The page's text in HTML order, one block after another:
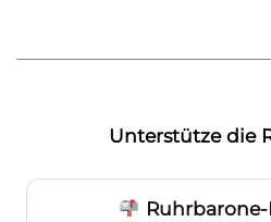
Unterstütze die